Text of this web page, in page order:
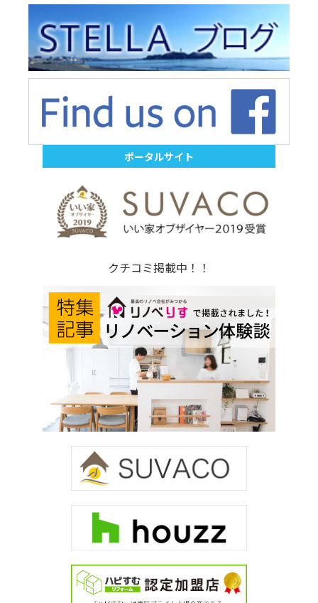
ポータルサイト
クチコミ掲載中！！